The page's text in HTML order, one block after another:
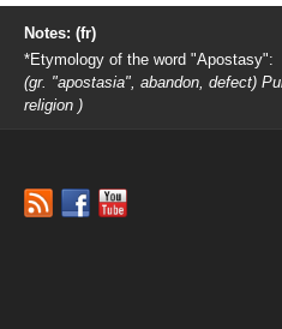
Notes: (fr)
*Etymology of the word "Apostasy":
(gr. "apostasia", abandon, defect)
religion )